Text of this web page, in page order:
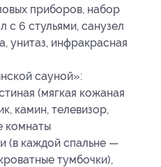
приборов, набор
с 6 стульями, санузел
унитаз, инфракрасная
сауной»:
(мягкая кожаная
камин, телевизор,
комнаты
(в каждой спальне —
тумбочки),